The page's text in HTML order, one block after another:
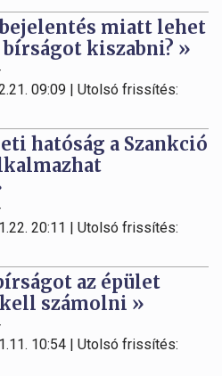
miatt lehet
kiszabni? »
09:09 | Utolsó frissítés:
hatóság a Szankció
20:11 | Utolsó frissítés:
az épület
számolni »
10:54 | Utolsó frissítés: